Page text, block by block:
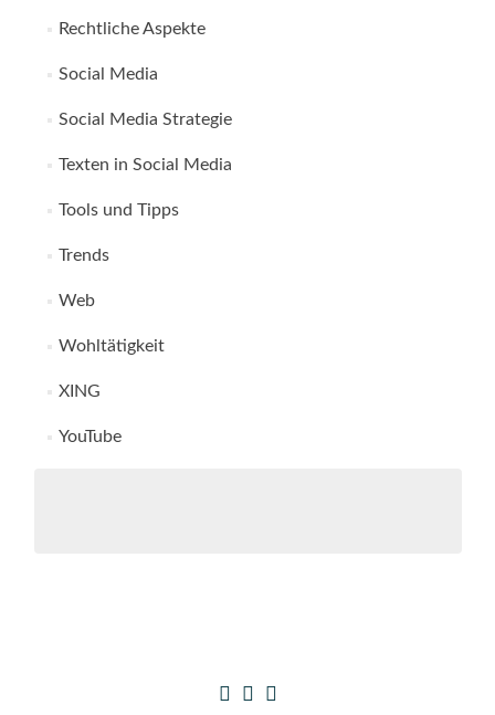
Rechtliche Aspekte
Social Media
Social Media Strategie
Texten in Social Media
Tools und Tipps
Trends
Web
Wohltätigkeit
XING
YouTube